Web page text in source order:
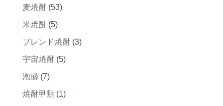
麦焼酎 (53)
米焼酎 (5)
ブレンド焼酎 (3)
宇宙焼酎 (5)
泡盛 (7)
焼酎甲類 (1)